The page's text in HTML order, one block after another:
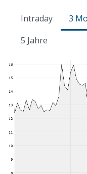
Intraday 3
5 Jahre